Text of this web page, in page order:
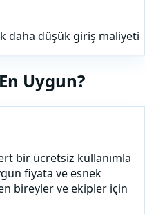
daha düşük giriş maliyeti
Uygun?
bir ücretsiz kullanımla
fiyata ve esnek
bireyler ve ekipler için